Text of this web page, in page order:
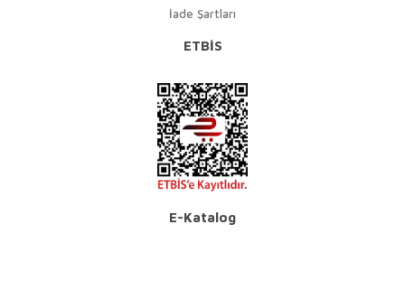
İade Şartları
ETBİS
E-Katalog